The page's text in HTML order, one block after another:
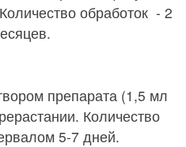
обработок - 2
препарата (1,5 мл
Количество
5-7 дней.